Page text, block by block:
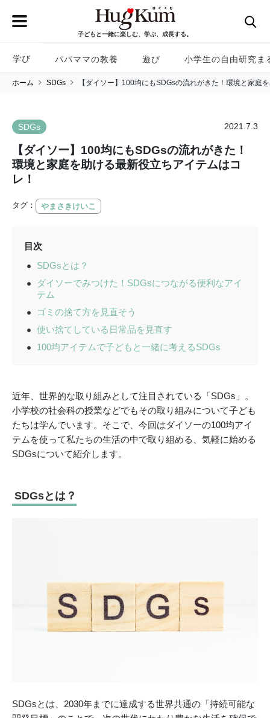
子どもと一緒に楽しむ、学ぶ、成長する。
学び パパママの教養 遊び 小学生の自由研究ま
ホーム SDGs 【ダイソー】100均にもSDGsの流れがきた！環境と家庭
SDGs 2021.7.3
【ダイソー】100均にもSDGsの流れがきた！
環境と家庭を助ける最新役立ちアイテムはコ
レ！
タグ： やまさきけいこ
目次
SDGsとは？
ダイソーでみつけた！SDGsにつながる便利なアイ
テム
ゴミの捨て方を見直そう
使い捨てしている日常品を見直す
100均アイテムで子どもと一緒に考えるSDGs
近年、世界的な取り組みとして注目されている「SDGs」。
小学校の社会科の授業などでもその取り組みについて子ども
たちは学んでいます。そこで、今回はダイソーの100均アイ
テムを使って私たちの生活の中で取り組める、気軽に始める
SDGsについて紹介します。
SDGsとは？
SDGsとは、2030年までに達成する世界共通の「持続可能な